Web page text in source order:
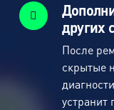
других
После
скрытые
устранит